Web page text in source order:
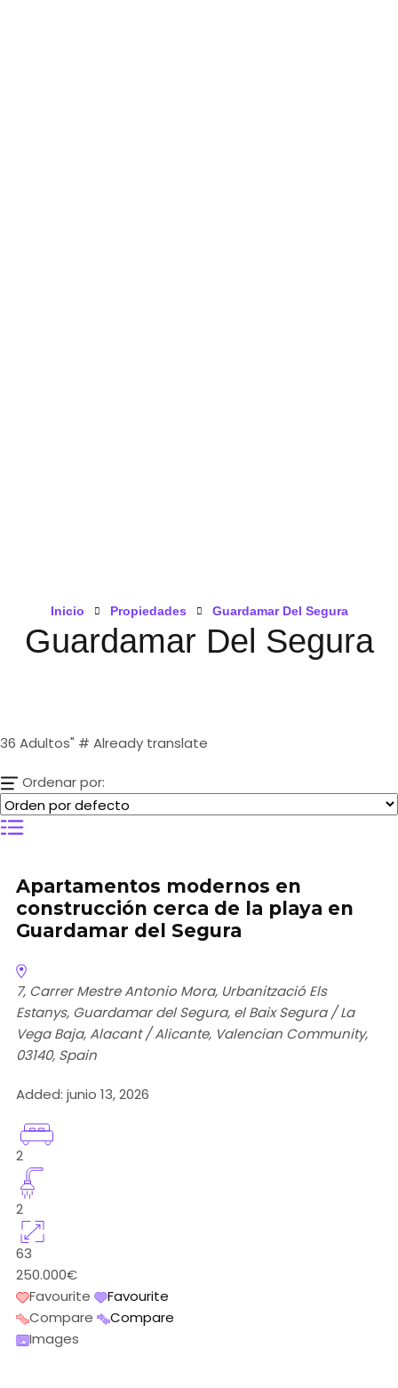
Inicio Propiedades Guardamar Del Segura
Guardamar Del Segura
36 Adultos" # Already translate
Ordenar por:
Apartamentos modernos en
construcción cerca de la playa en
Guardamar del Segura
7, Carrer Mestre Antonio Mora, Urbanització Els
Estanys, Guardamar del Segura, el Baix Segura / La
Vega Baja, Alacant / Alicante, Valencian Community,
03140, Spain
Added: junio 13, 2026
2
2
63
250.000€
Favourite
Favourite
Compare
Compare
Images